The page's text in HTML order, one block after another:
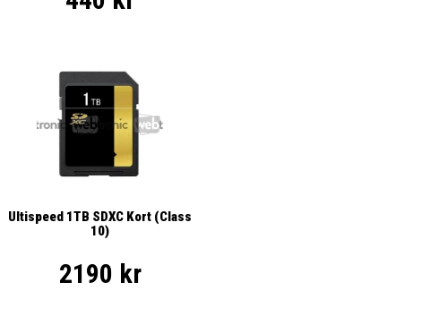
Ultispeed 1TB SDXC Kort (Class
10)
2190 kr